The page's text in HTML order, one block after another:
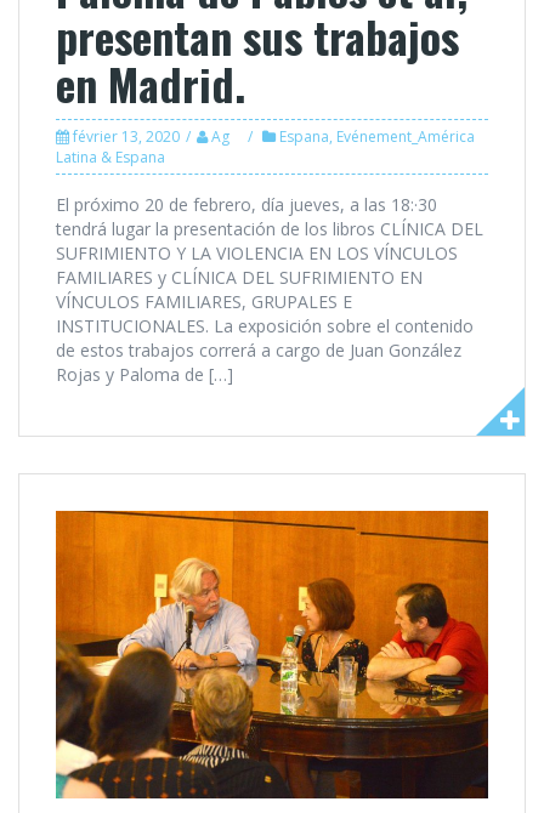
presentan sus trabajos
en Madrid.
février 13, 2020 Ag Espana, Evénement_América
Latina & Espana
El próximo 20 de febrero, día jueves, a las 18:·30
tendrá lugar la presentación de los libros CLÍNICA DEL
SUFRIMIENTO Y LA VIOLENCIA EN LOS VÍNCULOS
FAMILIARES y CLÍNICA DEL SUFRIMIENTO EN
VÍNCULOS FAMILIARES, GRUPALES E
INSTITUCIONALES. La exposición sobre el contenido
de estos trabajos correrá a cargo de Juan González
Rojas y Paloma de […]